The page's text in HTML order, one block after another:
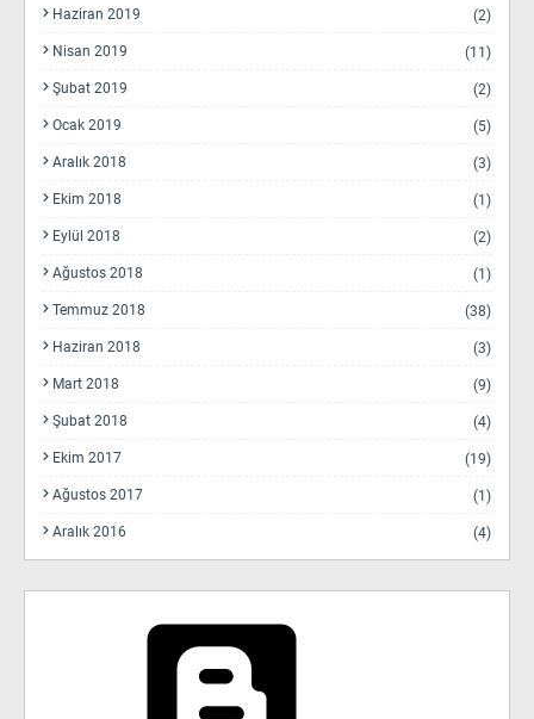
Haziran 2019 (2)
Nisan 2019 (11)
Şubat 2019 (2)
Ocak 2019 (5)
Aralık 2018 (3)
Ekim 2018 (1)
Eylül 2018 (2)
Ağustos 2018 (1)
Temmuz 2018 (38)
Haziran 2018 (3)
Mart 2018 (9)
Şubat 2018 (4)
Ekim 2017 (19)
Ağustos 2017 (1)
Aralık 2016 (4)